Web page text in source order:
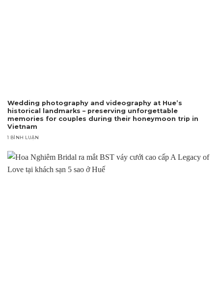
Wedding photography and videography at Hue’s
historical landmarks – preserving unforgettable
memories for couples during their honeymoon trip in
Vietnam
1 BÌNH LUẬN